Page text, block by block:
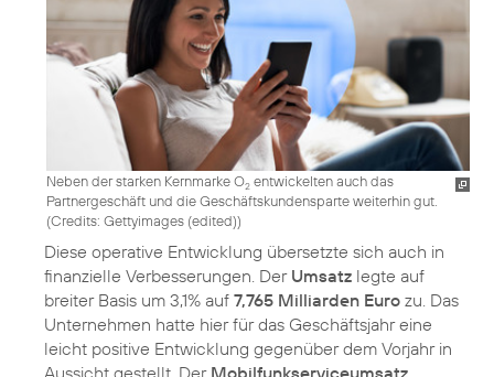
Neben der starken Kernmarke O2 entwickelten auch das
Partnergeschäft und die Geschäftskundensparte weiterhin gut.
(Credits: Gettyimages (edited))
Diese operative Entwicklung übersetzte sich auch in
finanzielle Verbesserungen. Der Umsatz legte auf
breiter Basis um 3,1% auf 7,765 Milliarden Euro zu. Das
Unternehmen hatte hier für das Geschäftsjahr eine
leicht positive Entwicklung gegenüber dem Vorjahr in
Aussicht gestellt. Der Mobilfunkserviceumsatz